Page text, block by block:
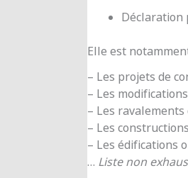
Déclaration
Elle est
– Les projets de
– Les
– Les ravalements
– Les
– Les édifications
… Liste non